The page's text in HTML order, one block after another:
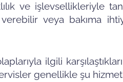
ve işlevsellikleriyle
veya bakıma
ilgili
genellikle şu